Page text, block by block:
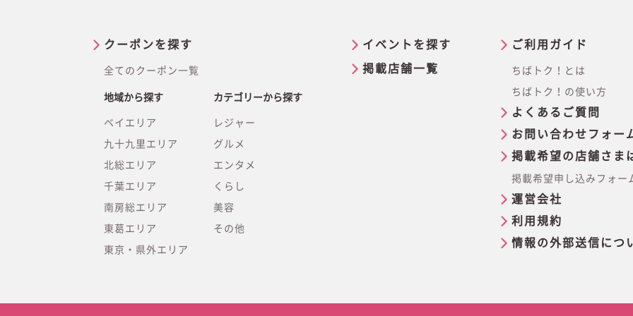
クーポンを探す
全てのクーポン一覧
地域から探す
ベイエリア
九十九里エリア
北総エリア
千葉エリア
南房総エリア
東葛エリア
東京・県外エリア
カテゴリーから探す
レジャー
グルメ
エンタメ
くらし
美容
その他
イベントを探す
掲載店舗一覧
ご利用ガイド
ちばトク！とは
ちばトク！の使い方
よくあるご質問
お問い合わせフォー
掲載希望の店舗さま
掲載希望申し込みフォー
運営会社
利用規約
情報の外部送信につ